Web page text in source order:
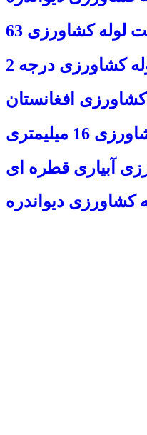
لوله کشاورزی 63
کشاورزی درجه 2
کشاورزی افغانستان
16 میلیمتری
آبیاری قطره ای
کشاورزی دیواندره